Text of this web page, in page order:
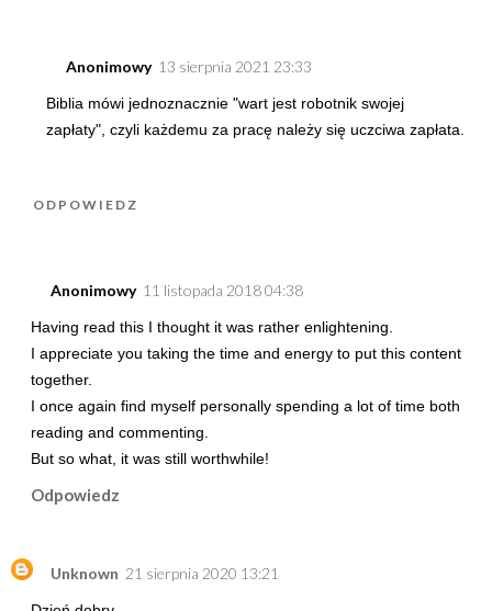
Anonimowy 13 sierpnia 2021 23:33
Biblia mówi jednoznacznie "wart jest robotnik swojej
zapłaty", czyli każdemu za pracę należy się uczciwa zapłata.
ODPOWIEDZ
Anonimowy 11 listopada 2018 04:38
Having read this I thought it was rather enlightening.
I appreciate you taking the time and energy to put this content
together.
I once again find myself personally spending a lot of time both
reading and commenting.
But so what, it was still worthwhile!
Odpowiedz
Unknown 21 sierpnia 2020 13:21